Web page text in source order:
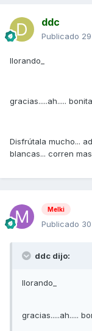
ddc
Publicado
llorando_
gracias.....ah.....
Disfrútala mucho...
blancas... corren mas
Melki
Publicado
ddc dijo:
llorando_
gracias.....ah.....